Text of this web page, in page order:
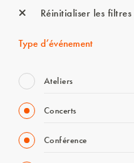
Réinitialiser les filtres
Type d’événement
Ateliers
Concerts
Conférence